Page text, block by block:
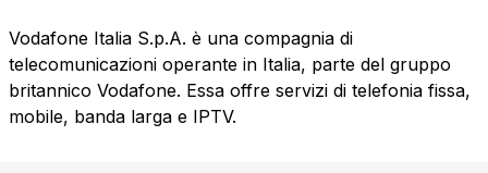
Vodafone Italia S.p.A. è una compagnia di
telecomunicazioni operante in Italia, parte del gruppo
britannico Vodafone. Essa offre servizi di telefonia fissa,
mobile, banda larga e IPTV.